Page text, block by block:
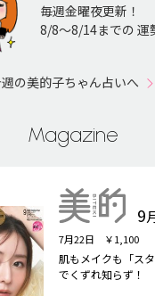
毎週金曜夜更新！
8/8〜8/14までの 運
の美的子ちゃん占いへ
Magazine
9
7月22日 ￥1,100
肌もメイクも「ス
でくずれ知らず！